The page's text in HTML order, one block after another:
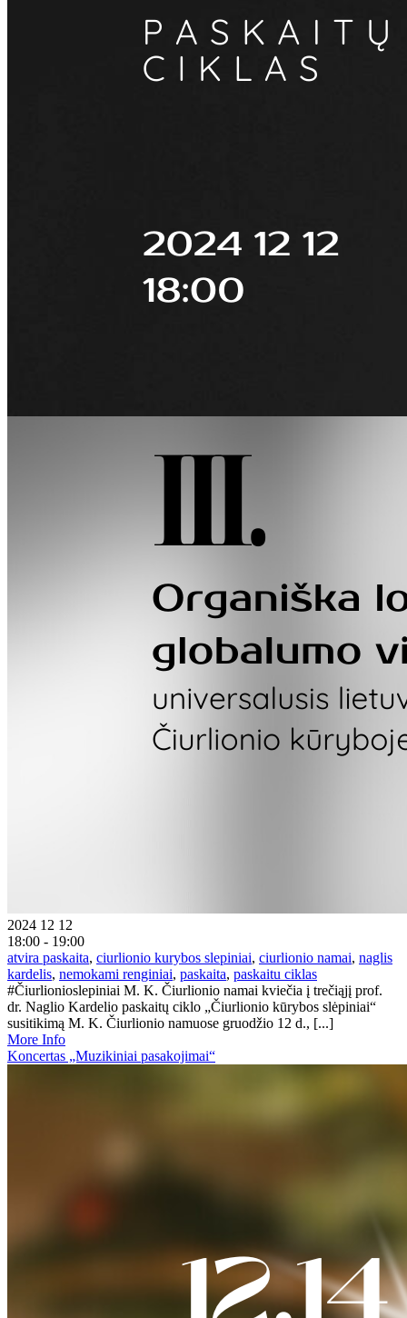
2024 12 12
18:00 - 19:00
atvira paskaita, ciurlionio kurybos slepiniai, ciurlionio namai, naglis
kardelis, nemokami renginiai, paskaita, paskaitu ciklas
#Čiurlionioslepiniai M. K. Čiurlionio namai kviečia į trečiąjį prof.
dr. Naglio Kardelio paskaitų ciklo „Čiurlionio kūrybos slėpiniai“
susitikimą M. K. Čiurlionio namuose gruodžio 12 d., [...]
More Info
Koncertas „Muzikiniai pasakojimai“